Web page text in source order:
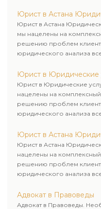
Юрист в Астана
Юрист в Астана
мы нацелены на
решению проблем
юридического анализа
Юрист в Юридические
Юрист в Юридические
нацелены на
решению проблем
юридического анализа
Юрист в Астана
Юрист в Астана
нацелены на
решению проблем
юридического анализа
Адвокат в Правоведы
Адвокат в Правоведы.